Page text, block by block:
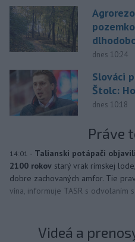
dnes 10:24
Slováci
Štolc:
dnes 10:18
Práve
14:01 - Talianski potápači
2100 rokov starý vrak rímskej
dobre zachovaných amfor. Tie
vína, informuje TASR s odvolaním
Videá a